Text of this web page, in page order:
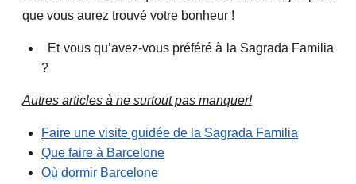
que vous aurez trouvé votre bonheur !
Et vous qu’avez-vous préféré à la Sagrada Familia
?
Autres articles à ne surtout pas manquer!
Faire une visite guidée de la Sagrada Familia
Que faire à Barcelone
Où dormir Barcelone